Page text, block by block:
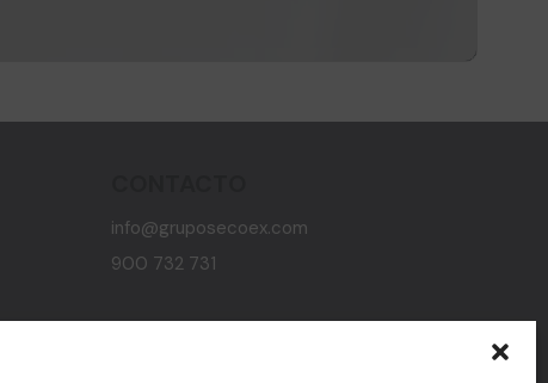
info@gruposecoex.com
900 732 731